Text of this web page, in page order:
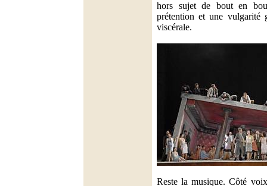
hors sujet de bout en
prétention et une vulgarité
viscérale.
Reste la musique. Côté